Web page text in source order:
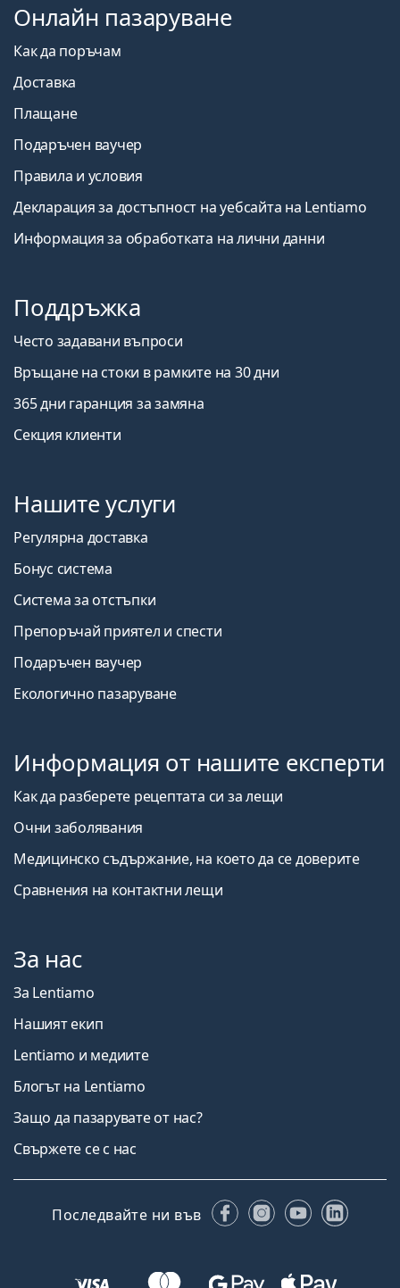
Онлайн пазаруване
Как да поръчам
Доставка
Плащане
Подаръчен ваучер
Правила и условия
Декларация за достъпност на уебсайта на Lentiamo
Информация за обработката на лични данни
Поддръжка
Често задавани въпроси
Връщане на стоки в рамките на 30 дни
365 дни гаранция за замяна
Секция клиенти
Нашите услуги
Регулярна доставка
Бонус система
Система за отстъпки
Препоръчай приятел и спести
Подаръчен ваучер
Екологично пазаруване
Информация от нашите експерти
Как да разберете рецептата си за лещи
Очни заболявания
Медицинско съдържание, на което да се доверите
Сравнения на контактни лещи
За нас
За Lentiamo
Нашият екип
Lentiamo и медиите
Блогът на Lentiamo
Защо да пазарувате от нас?
Свържете се с нас
Последвайте ни във FacebookInstagram
YouTube